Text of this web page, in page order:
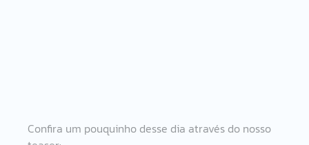
Confira um pouquinho desse dia através do nosso